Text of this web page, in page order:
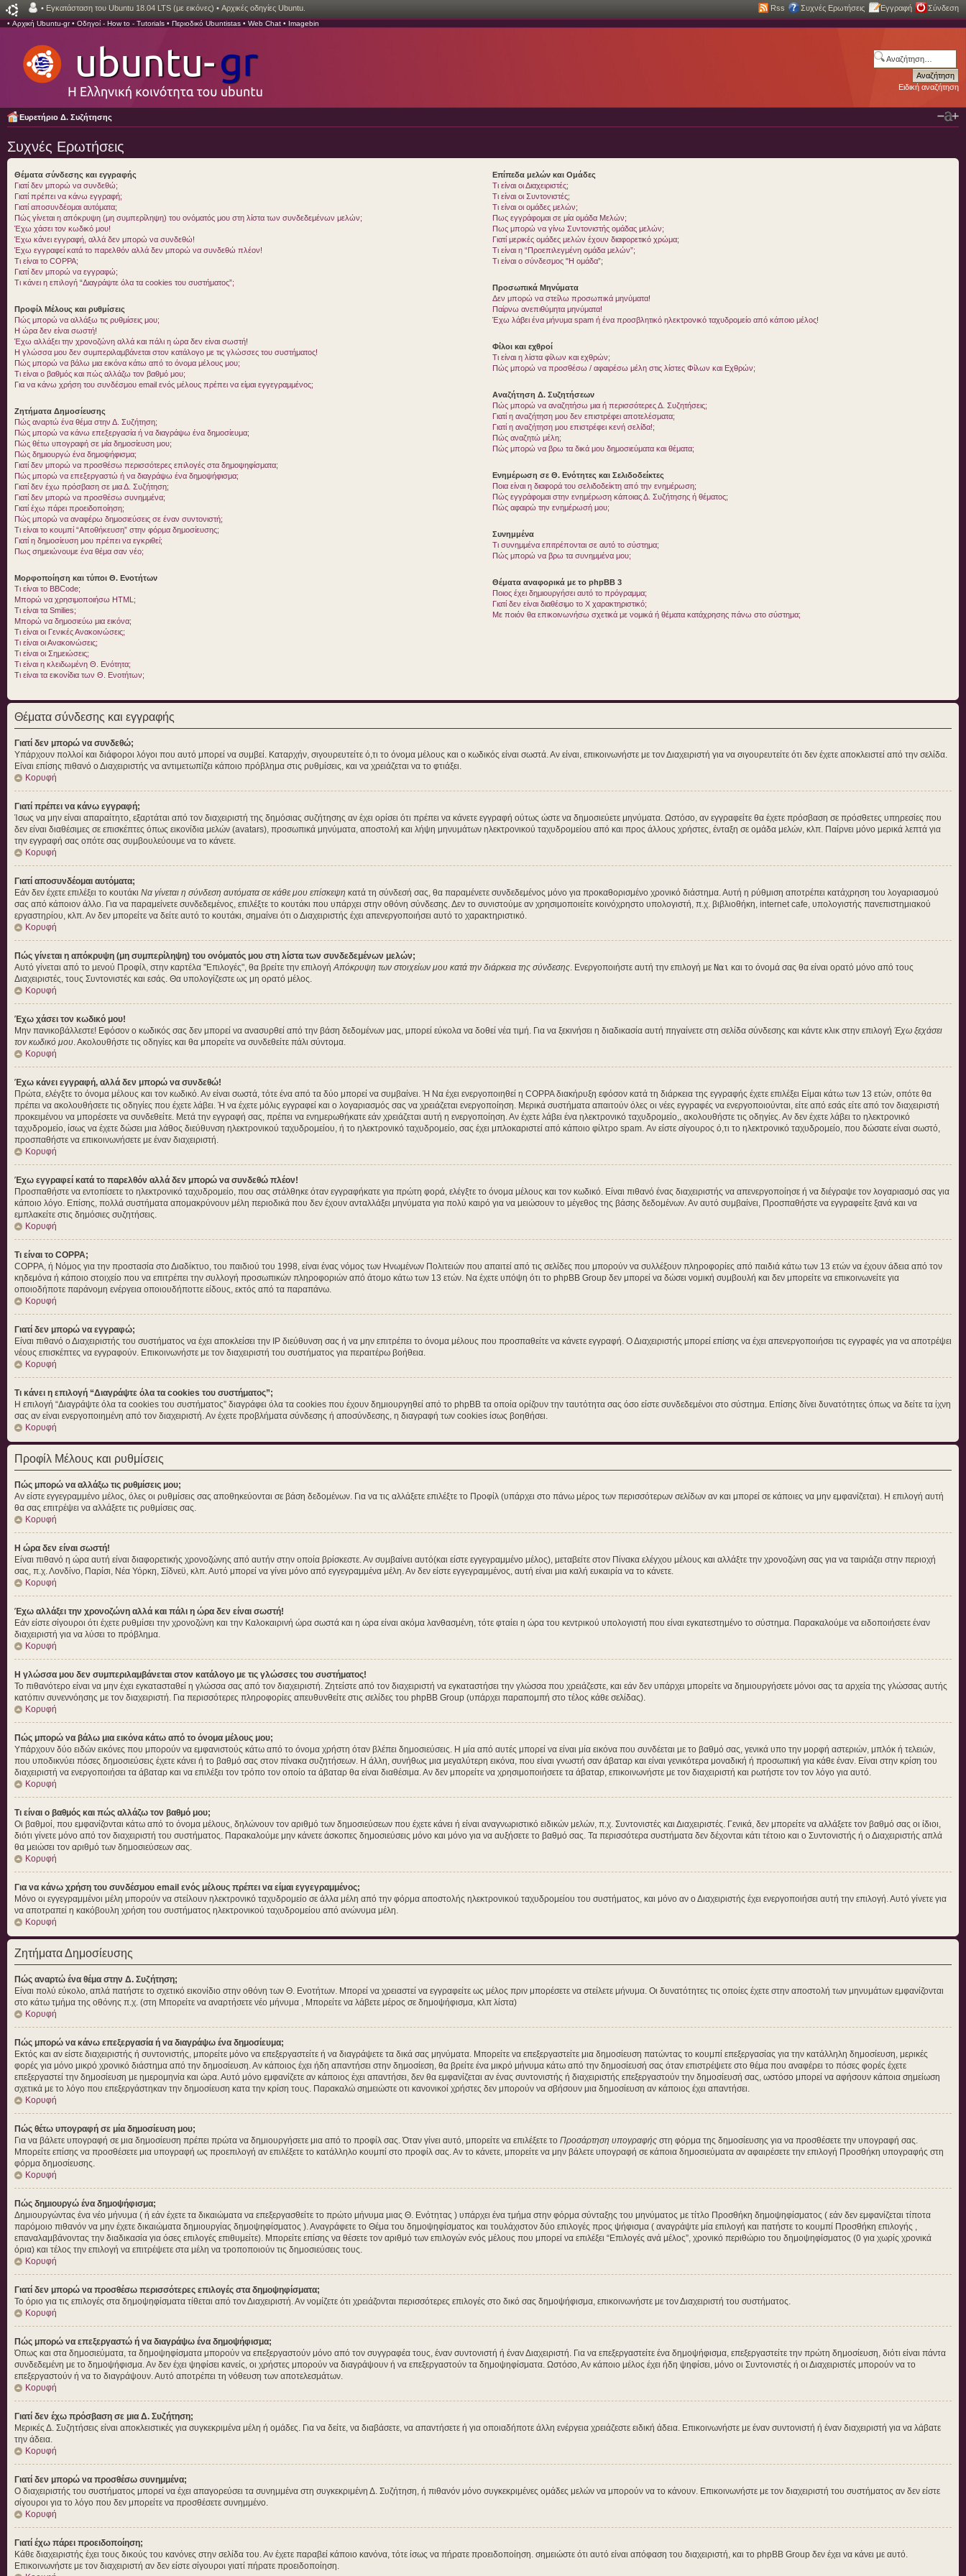
• Εγκατάσταση του Ubuntu 18.04 LTS (με εικόνες) • Αρχικές οδηγίες Ubuntu. Rss Συχνές Ερωτήσεις Εγγραφή Σύνδεση
• Αρχική Ubuntu-gr• Οδηγοί - How to - Tutorials • Περιοδικό Ubuntistas • Web Chat • Imagebin
Ειδική αναζήτηση
Ευρετήριο Δ. Συζήτησης
Συχνές Ερωτήσεις
Θέματα σύνδεσης και εγγραφής
Γιατί δεν μπορώ να συνδεθώ;
Γιατί πρέπει να κάνω εγγραφή;
Γιατί αποσυνδέομαι αυτόματα;
Πώς γίνεται η απόκρυψη (μη συμπερίληψη) του ονόματός μου στη λίστα των συνδεδεμένων μελών;
Έχω χάσει τον κωδικό μου!
Έχω κάνει εγγραφή, αλλά δεν μπορώ να συνδεθώ!
Έχω εγγραφεί κατά το παρελθόν αλλά δεν μπορώ να συνδεθώ πλέον!
Τι είναι το COPPA;
Γιατί δεν μπορώ να εγγραφώ;
Τι κάνει η επιλογή “Διαγράψτε όλα τα cookies του συστήματος”;
Προφίλ Μέλους και ρυθμίσεις
Πώς μπορώ να αλλάξω τις ρυθμίσεις μου;
Η ώρα δεν είναι σωστή!
Έχω αλλάξει την χρονοζώνη αλλά και πάλι η ώρα δεν είναι σωστή!
Η γλώσσα μου δεν συμπεριλαμβάνεται στον κατάλογο με τις γλώσσες του συστήματος!
Πώς μπορώ να βάλω μια εικόνα κάτω από το όνομα μέλους μου;
Τι είναι ο βαθμός και πώς αλλάζω τον βαθμό μου;
Για να κάνω χρήση του συνδέσμου email ενός μέλους πρέπει να είμαι εγγεγραμμένος;
Ζητήματα Δημοσίευσης
Πώς αναρτώ ένα θέμα στην Δ. Συζήτηση;
Πώς μπορώ να κάνω επεξεργασία ή να διαγράψω ένα δημοσίευμα;
Πώς θέτω υπογραφή σε μία δημοσίευση μου;
Πώς δημιουργώ ένα δημοψήφισμα;
Γιατί δεν μπορώ να προσθέσω περισσότερες επιλογές στα δημοψηφίσματα;
Πώς μπορώ να επεξεργαστώ ή να διαγράψω ένα δημοψήφισμα;
Γιατί δεν έχω πρόσβαση σε μια Δ. Συζήτηση;
Γιατί δεν μπορώ να προσθέσω συνημμένα;
Γιατί έχω πάρει προειδοποίηση;
Πώς μπορώ να αναφέρω δημοσιεύσεις σε έναν συντονιστή;
Τι είναι το κουμπί “Αποθήκευση” στην φόρμα δημοσίευσης;
Γιατί η δημοσίευση μου πρέπει να εγκριθεί;
Πως σημειώνουμε ένα θέμα σαν νέο;
Μορφοποίηση και τύποι Θ. Ενοτήτων
Τι είναι το BBCode;
Μπορώ να χρησιμοποιήσω HTML;
Τι είναι τα Smilies;
Μπορώ να δημοσιεύω μια εικόνα;
Τι είναι οι Γενικές Ανακοινώσεις;
Τι είναι οι Ανακοινώσεις;
Τι είναι οι Σημειώσεις;
Τι είναι η κλειδωμένη Θ. Ενότητα;
Τι είναι τα εικονίδια των Θ. Ενοτήτων;
Επίπεδα μελών και Ομάδες
Τι είναι οι Διαχειριστές;
Τι είναι οι Συντονιστές;
Τι είναι οι ομάδες μελών;
Πως εγγράφομαι σε μία ομάδα Μελών;
Πως μπορώ να γίνω Συντονιστής ομάδας μελών;
Γιατί μερικές ομάδες μελών έχουν διαφορετικό χρώμα;
Τι είναι η “Προεπιλεγμένη ομάδα μελών”;
Τι είναι ο σύνδεσμος "Η ομάδα”;
Προσωπικά Μηνύματα
Δεν μπορώ να στείλω προσωπικά μηνύματα!
Παίρνω ανεπιθύμητα μηνύματα!
Έχω λάβει ένα μήνυμα spam ή ένα προσβλητικό ηλεκτρονικό ταχυδρομείο από κάποιο μέλος!
Φίλοι και εχθροί
Τι είναι η λίστα φίλων και εχθρών;
Πώς μπορώ να προσθέσω / αφαιρέσω μέλη στις λίστες Φίλων και Εχθρών;
Αναζήτηση Δ. Συζητήσεων
Πώς μπορώ να αναζητήσω μια ή περισσότερες Δ. Συζητήσεις;
Γιατί η αναζήτηση μου δεν επιστρέφει αποτελέσματα;
Γιατί η αναζήτηση μου επιστρέφει κενή σελίδα!;
Πώς αναζητώ μέλη;
Πώς μπορώ να βρω τα δικά μου δημοσιεύματα και θέματα;
Ενημέρωση σε Θ. Ενότητες και Σελιδοδείκτες
Ποια είναι η διαφορά του σελιδοδείκτη από την ενημέρωση;
Πώς εγγράφομαι στην ενημέρωση κάποιας Δ. Συζήτησης ή θέματος;
Πώς αφαιρώ την ενημέρωσή μου;
Συνημμένα
Τι συνημμένα επιτρέπονται σε αυτό το σύστημα;
Πώς μπορώ να βρω τα συνημμένα μου;
Θέματα αναφορικά με το phpBB 3
Ποιος έχει δημιουργήσει αυτό το πρόγραμμα;
Γιατί δεν είναι διαθέσιμο το Χ χαρακτηριστικό;
Με ποιόν θα επικοινωνήσω σχετικά με νομικά ή θέματα κατάχρησης πάνω στο σύστημα;
Θέματα σύνδεσης και εγγραφής
Γιατί δεν μπορώ να συνδεθώ;
Υπάρχουν πολλοί και διάφοροι λόγοι που αυτό μπορεί να συμβεί. Καταρχήν, σιγουρευτείτε ό,τι το όνομα μέλους και ο κωδικός είναι σωστά. Αν είναι, επικοινωνήστε με τον Διαχειριστή για να σιγουρευτείτε ότι δεν έχετε αποκλειστεί από την σελίδα.
Είναι επίσης πιθανό ο Διαχειριστής να αντιμετωπίζει κάποιο πρόβλημα στις ρυθμίσεις, και να χρειάζεται να το φτιάξει.
Κορυφή
Γιατί πρέπει να κάνω εγγραφή;
Ίσως να μην είναι απαραίτητο, εξαρτάται από τον διαχειριστή της δημόσιας συζήτησης αν έχει ορίσει ότι πρέπει να κάνετε εγγραφή ούτως ώστε να δημοσιεύετε μηνύματα. Ωστόσο, αν εγγραφείτε θα έχετε πρόσβαση σε πρόσθετες υπηρεσίες που
δεν είναι διαθέσιμες σε επισκέπτες όπως εικονίδια μελών (avatars), προσωπικά μηνύματα, αποστολή και λήψη μηνυμάτων ηλεκτρονικού ταχυδρομείου από και προς άλλους χρήστες, ένταξη σε ομάδα μελών, κλπ. Παίρνει μόνο μερικά λεπτά για
την εγγραφή σας οπότε σας συμβουλεύουμε να το κάνετε.
Κορυφή
Γιατί αποσυνδέομαι αυτόματα;
Εάν δεν έχετε επιλέξει το κουτάκι Να γίνεται η σύνδεση αυτόματα σε κάθε μου επίσκεψη κατά τη σύνδεσή σας, θα παραμένετε συνδεδεμένος μόνο για προκαθορισμένο χρονικό διάστημα. Αυτή η ρύθμιση αποτρέπει κατάχρηση του λογαριασμού
σας από κάποιον άλλο. Για να παραμείνετε συνδεδεμένος, επιλέξτε το κουτάκι που υπάρχει στην οθόνη σύνδεσης. Δεν το συνιστούμε αν χρησιμοποιείτε κοινόχρηστο υπολογιστή, π.χ. βιβλιοθήκη, internet cafe, υπολογιστής πανεπιστημιακού
εργαστηρίου, κλπ. Αν δεν μπορείτε να δείτε αυτό το κουτάκι, σημαίνει ότι ο Διαχειριστής έχει απενεργοποιήσει αυτό το χαρακτηριστικό.
Κορυφή
Πώς γίνεται η απόκρυψη (μη συμπερίληψη) του ονόματός μου στη λίστα των συνδεδεμένων μελών;
Αυτό γίνεται από το μενού Προφίλ, στην καρτέλα "Επιλογές", θα βρείτε την επιλογήΑπόκρυψη των στοιχείων μου κατά την διάρκεια της σύνδεσης. Ενεργοποιήστε αυτή την επιλογή με Ναι και το όνομά σας θα είναι ορατό μόνο από τους
Διαχειριστές, τους Συντονιστές και εσάς. Θα υπολογίζεστε ως μη ορατό μέλος.
Κορυφή
Έχω χάσει τον κωδικό μου!
Μην πανικοβάλλεστε! Εφόσον ο κωδικός σας δεν μπορεί να ανασυρθεί από την βάση δεδομένων μας, μπορεί εύκολα να δοθεί νέα τιμή. Για να ξεκινήσει η διαδικασία αυτή πηγαίνετε στη σελίδα σύνδεσης και κάντε κλικ στην επιλογή Έχω ξεχάσει
τον κωδικό μου. Ακολουθήστε τις οδηγίες και θα μπορείτε να συνδεθείτε πάλι σύντομα.
Κορυφή
Έχω κάνει εγγραφή, αλλά δεν μπορώ να συνδεθώ!
Πρώτα, ελέγξτε το όνομα μέλους και τον κωδικό. Αν είναι σωστά, τότε ένα από τα δύο μπορεί να συμβαίνει. Ή Να έχει ενεργοποιηθεί η COPPA διακήρυξη εφόσον κατά τη διάρκεια της εγγραφής έχετε επιλέξει Είμαι κάτω των 13 ετών, οπότε θα
πρέπει να ακολουθήσετε τις οδηγίες που έχετε λάβει. Ή να έχετε μόλις εγγραφεί και ο λογαριασμός σας να χρειάζεται ενεργοποίηση. Μερικά συστήματα απαιτούν όλες οι νέες εγγραφές να ενεργοποιούνται, είτε από εσάς είτε από τον διαχειριστή
προκειμένου να μπορέσετε να συνδεθείτε. Μετά την εγγραφή σας, πρέπει να ενημερωθήκατε εάν χρειάζεται αυτή η ενεργοποίηση. Αν έχετε λάβει ένα ηλεκτρονικό ταχυδρομείο,, ακολουθήστε τις οδηγίες. Αν δεν έχετε λάβει το ηλεκτρονικό
ταχυδρομείο, ίσως να έχετε δώσει μια λάθος διεύθυνση ηλεκτρονικού ταχυδρομείου, ή το ηλεκτρονικό ταχυδρομείο, σας έχει μπλοκαριστεί από κάποιο φίλτρο spam. Αν είστε σίγουρος ό,τι το ηλεκτρονικό ταχυδρομείο, που δώσατε είναι σωστό,
προσπαθήστε να επικοινωνήσετε με έναν διαχειριστή.
Κορυφή
Έχω εγγραφεί κατά το παρελθόν αλλά δεν μπορώ να συνδεθώ πλέον!
Προσπαθήστε να εντοπίσετε το ηλεκτρονικό ταχυδρομείο, που σας στάλθηκε όταν εγγραφήκατε για πρώτη φορά, ελέγξτε το όνομα μέλους και τον κωδικό. Είναι πιθανό ένας διαχειριστής να απενεργοποίησε ή να διέγραψε τον λογαριασμό σας για
κάποιο λόγο. Επίσης, πολλά συστήματα απομακρύνουν μέλη περιοδικά που δεν έχουν ανταλλάξει μηνύματα για πολύ καιρό για να μειώσουν το μέγεθος της βάσης δεδομένων. Αν αυτό συμβαίνει, Προσπαθήστε να εγγραφείτε ξανά και να
εμπλακείτε στις δημόσιες συζητήσεις.
Κορυφή
Τι είναι το COPPA;
COPPA, ή Νόμος για την προστασία στο Διαδίκτυο, του παιδιού του 1998, είναι ένας νόμος των Ηνωμένων Πολιτειών που απαιτεί από τις σελίδες που μπορούν να συλλέξουν πληροφορίες από παιδιά κάτω των 13 ετών να έχουν άδεια από τον
κηδεμόνα ή κάποιο στοιχείο που να επιτρέπει την συλλογή προσωπικών πληροφοριών από άτομο κάτω των 13 ετών. Να έχετε υπόψη ότι το phpBB Group δεν μπορεί να δώσει νομική συμβουλή και δεν μπορείτε να επικοινωνείτε για
οποιοδήποτε παράνομη ενέργεια οποιουδήποττε είδους, εκτός από τα παραπάνω.
Κορυφή
Γιατί δεν μπορώ να εγγραφώ;
Είναι πιθανό ο Διαχειριστής του συστήματος να έχει αποκλείσει την IP διεύθυνση σας ή να μην επιτρέπει το όνομα μέλους που προσπαθείτε να κάνετε εγγραφή. Ο Διαχειριστής μπορεί επίσης να έχει απενεργοποιήσει τις εγγραφές για να αποτρέψει
νέους επισκέπτες να εγγραφούν. Επικοινωνήστε με τον διαχειριστή του συστήματος για περαιτέρω βοήθεια.
Κορυφή
Τι κάνει η επιλογή “Διαγράψτε όλα τα cookies του συστήματος”;
Η επιλογή “Διαγράψτε όλα τα cookies του συστήματος” διαγράφει όλα τα cookies που έχουν δημιουργηθεί από το phpBB τα οποία ορίζουν την ταυτότητα σας όσο είστε συνδεδεμένοι στο σύστημα. Επίσης δίνει δυνατότητες όπως να δείτε τα ίχνη
σας αν είναι ενεργοποιημένη από τον διαχειριστή. Αν έχετε προβλήματα σύνδεσης ή αποσύνδεσης, η διαγραφή των cookies ίσως βοηθήσει.
Κορυφή
Προφίλ Μέλους και ρυθμίσεις
Πώς μπορώ να αλλάξω τις ρυθμίσεις μου;
Αν είστε εγγεγραμμένο μέλος, όλες οι ρυθμίσεις σας αποθηκεύονται σε βάση δεδομένων. Για να τις αλλάξετε επιλέξτε το Προφίλ (υπάρχει στο πάνω μέρος των περισσότερων σελίδων αν και μπορεί σε κάποιες να μην εμφανίζεται). Η επιλογή αυτή
θα σας επιτρέψει να αλλάξετε τις ρυθμίσεις σας.
Κορυφή
Η ώρα δεν είναι σωστή!
Είναι πιθανό η ώρα αυτή είναι διαφορετικής χρονοζώνης από αυτήν στην οποία βρίσκεστε. Αν συμβαίνει αυτό(και είστε εγγεγραμμένο μέλος), μεταβείτε στον Πίνακα ελέγχου μέλους και αλλάξτε την χρονοζώνη σας για να ταιριάζει στην περιοχή
σας, π.χ. Λονδίνο, Παρίσι, Νέα Υόρκη, Σίδνεϋ, κλπ. Αυτό μπορεί να γίνει μόνο από εγγεγραμμένα μέλη. Αν δεν είστε εγγεγραμμένος, αυτή είναι μια καλή ευκαιρία να το κάνετε.
Κορυφή
Έχω αλλάξει την χρονοζώνη αλλά και πάλι η ώρα δεν είναι σωστή!
Εάν είστε σίγουροι ότι έχετε ρυθμίσει την χρονοζώνη και την Καλοκαιρινή ώρα σωστά και η ώρα είναι ακόμα λανθασμένη, τότε φταίει η ώρα του κεντρικού υπολογιστή που είναι εγκατεστημένο το σύστημα. Παρακαλούμε να ειδοποιήσετε έναν
διαχειριστή για να λύσει το πρόβλημα.
Κορυφή
Η γλώσσα μου δεν συμπεριλαμβάνεται στον κατάλογο με τις γλώσσες του συστήματος!
Το πιθανότερο είναι να μην έχει εγκατασταθεί η γλώσσα σας από τον διαχειριστή. Ζητείστε από τον διαχειριστή να εγκαταστήσει την γλώσσα που χρειάζεστε, και εάν δεν υπάρχει μπορείτε να δημιουργήσετε μόνοι σας τα αρχεία της γλώσσας αυτής
κατόπιν συνεννόησης με τον διαχειριστή. Για περισσότερες πληροφορίες απευθυνθείτε στις σελίδες του phpBB Group (υπάρχει παραπομπή στο τέλος κάθε σελίδας).
Κορυφή
Πώς μπορώ να βάλω μια εικόνα κάτω από το όνομα μέλους μου;
Υπάρχουν δύο ειδών εικόνες που μπορούν να εμφανιστούς κάτω από το όνομα χρήστη όταν βλέπει δημοσιεύσεις. Η μία από αυτές μπορεί να είναι μία εικόνα που συνδέεται με το βαθμό σας, γενικά υπο την μορφή αστεριών, μπλόκ ή τελειών,
που υποδικνύει πόσες δημοσιεύσεις έχετε κάνει ή το βαθμό σας στον πίνακα συζητήσεων. Η άλλη, συνήθως μια μεγαλύτερη εικόνα, που είναι γνωστή σαν άβαταρ και είναι γενικότερα μοναδική ή προσωπική για κάθε έναν. Είναι στην κρίση του
διαχειριστή να ενεργοποιήσει τα άβαταρ και να επιλέξει τον τρόπο τον οποίο τα άβαταρ θα είναι διαθέσιμα. Αν δεν μπορείτε να χρησιμοποιήσετε τα άβαταρ, επικοινωνήστε με τον διαχειριστή και ρωτήστε τον τον λόγο για αυτό.
Κορυφή
Τι είναι ο βαθμός και πώς αλλάζω τον βαθμό μου;
Οι βαθμοί, που εμφανίζονται κάτω από το όνομα μέλους, δηλώνουν τον αριθμό των δημοσιεύσεων που έχετε κάνει ή είναι αναγνωριστικό ειδικών μελών, π.χ. Συντονιστές και Διαχειριστές. Γενικά, δεν μπορείτε να αλλάξετε τον βαθμό σας οι ίδιοι,
διότι γίνετε μόνο από τον διαχειριστή του συστήματος. Παρακαλούμε μην κάνετε άσκοπες δημοσιεύσεις μόνο και μόνο για να αυξήσετε το βαθμό σας. Τα περισσότερα συστήματα δεν δέχονται κάτι τέτοιο και ο Συντονιστής ή ο Διαχειριστής απλά
θα μειώσει τον αριθμό των δημοσιεύσεων σας.
Κορυφή
Για να κάνω χρήση του συνδέσμου email ενός μέλους πρέπει να είμαι εγγεγραμμένος;
Μόνο οι εγγεγραμμένοι μέλη μπορούν να στείλουν ηλεκτρονικό ταχυδρομείο σε άλλα μέλη από την φόρμα αποστολής ηλεκτρονικού ταχυδρομείου του συστήματος, και μόνο αν ο Διαχειριστής έχει ενεργοποιήσει αυτή την επιλογή. Αυτό γίνετε για
να αποτραπεί η κακόβουλη χρήση του συστήματος ηλεκτρονικού ταχυδρομείου από ανώνυμα μέλη.
Κορυφή
Ζητήματα Δημοσίευσης
Πώς αναρτώ ένα θέμα στην Δ. Συζήτηση;
Είναι πολύ εύκολο, απλά πατήστε το σχετικό εικονίδιο στην οθόνη των Θ. Ενοτήτων. Μπορεί να χρειαστεί να εγγραφείτε ως μέλος πριν μπορέσετε να στείλετε μήνυμα. Οι δυνατότητες τις οποίες έχετε στην αποστολή των μηνυμάτων εμφανίζονται
στο κάτω τμήμα της οθόνης π.χ. (στη Μπορείτε να αναρτήσετε νέο μήνυμα , Μπορείτε να λάβετε μέρος σε δημοψήφισμα, κλπ λίστα)
Κορυφή
Πώς μπορώ να κάνω επεξεργασία ή να διαγράψω ένα δημοσίευμα;
Εκτός και αν είστε διαχειριστής ή συντονιστής, μπορείτε μόνο να επεξεργαστείτε ή να διαγράψετε τα δικά σας μηνύματα. Μπορείτε να επεξεργαστείτε μια δημοσίευση πατώντας το κουμπί επεξεργασίας για την κατάλληλη δημοσίευση, μερικές
φορές για μόνο μικρό χρονικό διάστημα από την δημοσίευση. Αν κάποιος έχει ήδη απαντήσει στην δημοσίεση, θα βρείτε ένα μικρό μήνυμα κάτω από την δημοσίευσή σας όταν επιστρέψετε στο θέμα που αναφέρει το πόσες φορές έχετε
επεξεργαστεί την δημοσίευση με ημερομηνία και ώρα. Αυτό μόνο εμφανίζετε αν κάποιος έχει απαντήσει, δεν θα εμφανίζεται αν ένας συντονιστής ή διαχειριστής επεξεργαστούν την δημοσίευσή σας, ωστόσο μπορεί να αφήσουν κάποια σημείωση
σχετικά με το λόγο που επεξεργάστηκαν την δημοσίευση κατα την κρίση τους. Παρακαλώ σημειώστε οτι κανονικοί χρήστες δεν μπορούν να σβήσουν μια δημοσίευση αν κάποιος έχει απαντήσει.
Κορυφή
Πώς θέτω υπογραφή σε μία δημοσίευση μου;
Για να βάλετε υπογραφή σε μια δημοσίευση πρέπει πρώτα να δημιουργήσετε μια από το προφίλ σας. Όταν γίνει αυτό, μπορείτε να επιλέξετε το Προσάρτηση υπογραφής στη φόρμα της δημοσίευσης για να προσθέσετε την υπογραφή σας.
Μπορείτε επίσης να προσθέσετε μια υπογραφή ως προεπιλογή αν επιλέξετε το κατάλληλο κουμπί στο προφίλ σας. Αν το κάνετε, μπορείτε να μην βάλετε υπογραφή σε κάποια δημοσιεύματα αν αφαιρέσετε την επιλογή Προσθήκη υπογραφής στη
φόρμα δημοσίευσης.
Κορυφή
Πώς δημιουργώ ένα δημοψήφισμα;
Δημιουργώντας ένα νέο μήνυμα ( ή εάν έχετε τα δικαιώματα να επεξεργασθείτε το πρώτο μήνυμα μιας Θ. Ενότητας ) υπάρχει ένα τμήμα στην φόρμα σύνταξης του μηνύματος με τίτλο Προσθήκη δημοψηφίσματος ( εάν δεν εμφανίζεται τίποτα
παρόμοιο πιθανόν να μην έχετε δικαιώματα δημιουργίας δημοψηφίσματος ). Αναγράφετε το Θέμα του δημοψηφίσματος και τουλάχιστον δύο επιλογές προς ψήφισμα ( αναγράψτε μία επιλογή και πατήστε το κουμπί Προσθήκη επιλογής ,
επαναλαμβάνοντας την διαδικασία για όσες επιλογές επιθυμείτε). Μπορείτε επίσης να θέσετε τον αριθμό των επιλογών ενός μέλους που μπορεί να επιλέξει “Επιλογές ανά μέλος”, χρονικό περιθώριο του δημοψηφίσματος (0 για χωρίς χρονικά
όρια) και τέλος την επιλογή να επιτρέψετε στα μέλη να τροποποιούν τις δημοσιεύσεις τους.
Κορυφή
Γιατί δεν μπορώ να προσθέσω περισσότερες επιλογές στα δημοψηφίσματα;
Το όριο για τις επιλογές στα δημοψηφίσματα τίθεται από τον Διαχειριστή. Αν νομίζετε ότι χρειάζονται περισσότερες επιλογές στο δικό σας δημοψήφισμα, επικοινωνήστε με τον Διαχειριστή του συστήματος.
Κορυφή
Πώς μπορώ να επεξεργαστώ ή να διαγράψω ένα δημοψήφισμα;
Όπως και στα δημοσιεύματα, τα δημοψηφίσματα μπορούν να επεξεργαστούν μόνο από τον συγγραφέα τους, έναν συντονιστή ή έναν Διαχειριστή. Για να επεξεργαστείτε ένα δημοψήφισμα, επεξεργαστείτε την πρώτη δημοσίευση, διότι είναι πάντα
συνδεδεμένη με το δημοψήφισμα. Αν δεν έχει ψηφίσει κανείς, οι χρήστες μπορούν να διαγράψουν ή να επεξεργαστούν τα δημοψηφίσματα. Ωστόσο, Αν κάποιο μέλος έχει ήδη ψηφίσει, μόνο οι Συντονιστές ή οι Διαχειριστές μπορούν να το
επεξεργαστούν ή να το διαγράψουν. Αυτό αποτρέπει τη νόθευση των αποτελεσμάτων.
Κορυφή
Γιατί δεν έχω πρόσβαση σε μια Δ. Συζήτηση;
Μερικές Δ. Συζητήσεις είναι αποκλειστικές για συγκεκριμένα μέλη ή ομάδες. Για να δείτε, να διαβάσετε, να απαντήσετε ή για οποιαδήποτε άλλη ενέργεια χρειάζεστε ειδική άδεια. Επικοινωνήστε με έναν συντονιστή ή έναν διαχειριστή για να λάβατε
την άδεια.
Κορυφή
Γιατί δεν μπορώ να προσθέσω συνημμένα;
Ο διαχειριστής του συστήματος μπορεί να έχει απαγορεύσει τα συνημμένα στη συγκεκριμένη Δ. Συζήτηση, ή πιθανόν μόνο συγκεκριμένες ομάδες μελών να μπορούν να το κάνουν. Επικοινωνήστε με τον διαχειριστή του συστήματος αν δεν είστε
σίγουροι για το λόγο που δεν μπορείτε να προσθέσετε συνημμένο.
Κορυφή
Γιατί έχω πάρει προειδοποίηση;
Κάθε διαχειριστής έχει τους δικούς του κανόνες στην σελίδα του. Αν έχετε παραβεί κάποιο κανόνα, τότε ίσως να πήρατε προειδοποίηση. σημειώστε ότι αυτό είναι απόφαση του διαχειριστή, και το phpBB Group δεν έχει να κάνει με αυτό.
Επικοινωνήστε με τον διαχειριστή αν δεν είστε σίγουροι γιατί πήρατε προειδοποίηση.